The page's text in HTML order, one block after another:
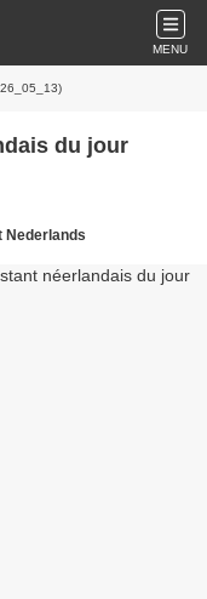
MENU
du jour
Nederlands